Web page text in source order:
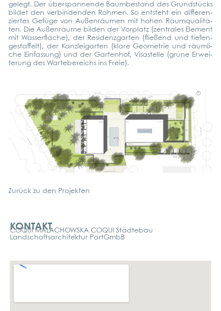
gelegt. Der über­span­nen­de Baum­be­stand des Grund­stücks
bil­det den ver­bin­den­den Rah­men. So ent­steht ein dif­fe­ren­
zier­tes Gefü­ge von Außen­räu­men mit hohen Raum­qua­li­tä­
ten. Die Außen­räu­me bil­den der Vor­platz (zen­tra­les Ele­ment
mit Was­ser­flä­che), der Resi­denz­gar­ten (flie­ßend und tie­fen­
ge­staf­felt), der Kanz­lei­gar­ten (kla­re Geo­me­trie und räum­li­
che Ein­fas­sung) und der Gar­ten­hof, Visa­stel­le (grü­ne Erwei­
te­rung des War­te­be­reichs ins Freie).
Zurück zu den Pro­jek­ten
KONTAKT
COQUI MALACHOWSKA COQUI Städtebau
Landschaftsarchitektur PartGmbB